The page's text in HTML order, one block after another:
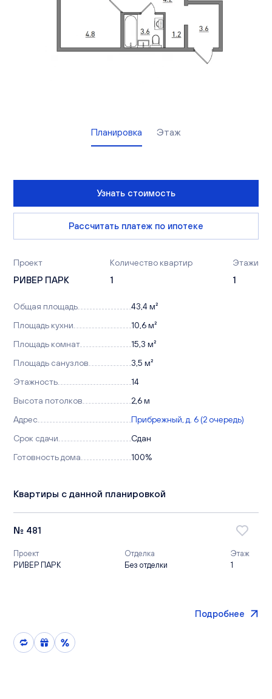
Офисы продаж
Планировка Этаж
Узнать стоимость
Рассчитать платеж по ипотеке
Проект
РИВЕР ПАРК
Количество квартир
1
Этажи
1
Общая площадь
43,4 м²
Площадь кухни
10,6 м²
Площадь комнат
15,3 м²
Площадь санузлов
3,5 м²
Этажность
14
Высота потолков
2,6 м
Адрес
Прибрежный, д. 6 (2 очередь)
Срок сдачи
Сдан
Готовность дома
100%
Квартиры с данной планировкой
№ 481
Проект
РИВЕР ПАРК
Отделка
Без отделки
Этаж
1
Подробнее